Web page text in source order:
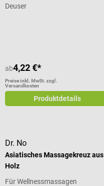
Deuser
ab4,22 €*
Preise inkl. MwSt. zzgl.
Versandkosten
Produktdetails
Dr. No
Asiatisches Massagekreuz aus
Holz
Für Wellnessmassagen